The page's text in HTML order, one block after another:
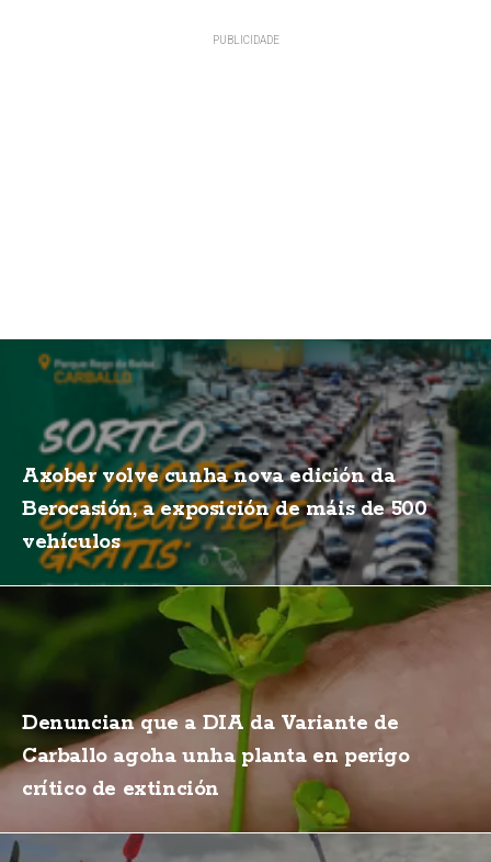
Axober volve cunha nova edición da
Berocasión, a exposición de máis de 500
vehículos
Denuncian que a DIA da Variante de
Carballo agoha unha planta en perigo
crítico de extinción